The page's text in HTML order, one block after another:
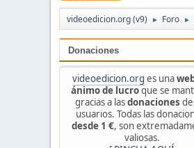
videoedicion.org (v9) ► Foro ►
Donaciones
videoedicion.org es una
ánimo de lucroque se
gracias a lasdonaciones
usuarios. Todas las
desde 1 €, son
valiosas.